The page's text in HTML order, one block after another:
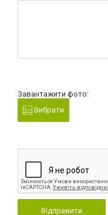
Завантажити фото:
Вибрати
Відправити